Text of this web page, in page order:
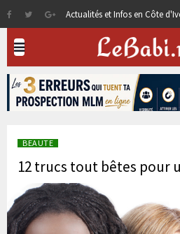
Actualités et Infos en Côte
BEAUTE
12 trucs tout bêtes pour